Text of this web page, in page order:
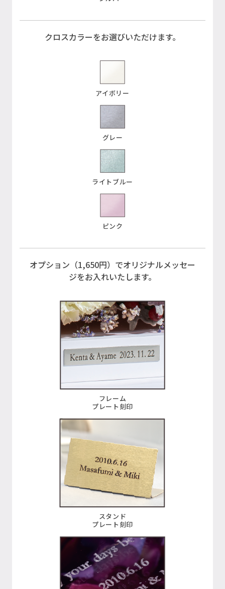
クロスカラーをお選びいただけます。
アイボリー
グレー
ライトブルー
ピンク
オプション（1,650円）でオリジナルメッセー
ジをお入れいたします。
フレーム
プレート刻印
スタンド
プレート刻印